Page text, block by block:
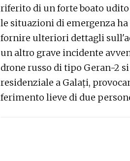
riferito di un forte boato
le situazioni di emergenza
fornire ulteriori dettagli
un altro grave incidente
drone russo di tipo Geran-2
residenziale a Galați,
ferimento lieve di due